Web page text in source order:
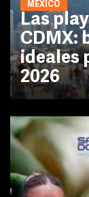
MÉXICO
Las
CDMX:
ideales
2026